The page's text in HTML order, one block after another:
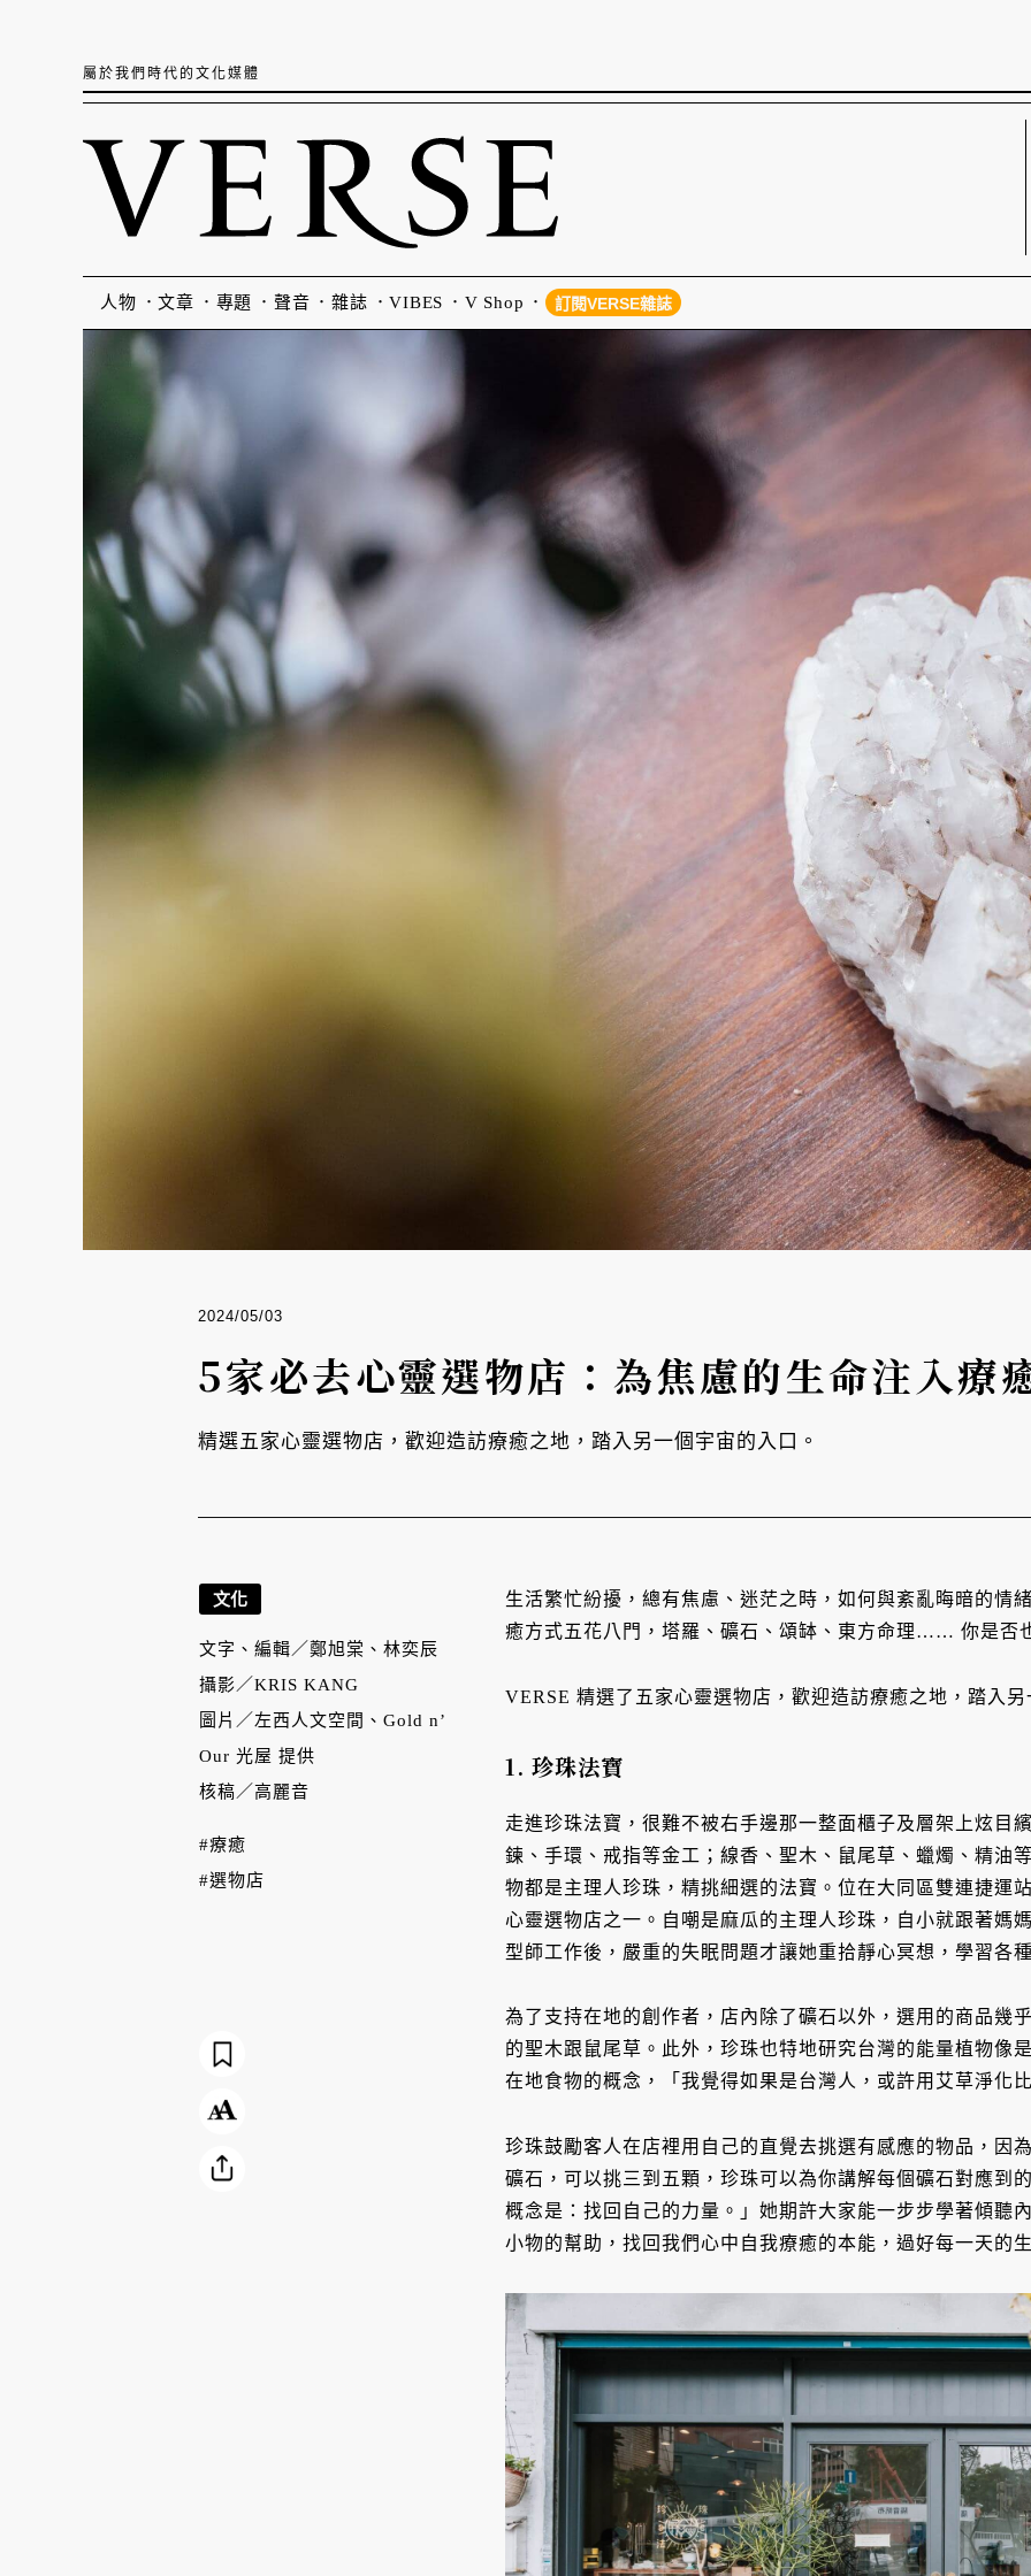
屬於我們時代的文化媒體
人物 文章 專題 聲音 雜誌 VIBES V Shop 訂閱VERSE雜誌
2024/05/03
5家必去心靈選物店：為焦慮的生命注入療
精選五家心靈選物店，歡迎造訪療癒之地，踏入另一個宇宙的入口。
生活繁忙紛擾，總有焦慮、迷茫之時，如何與紊亂晦暗的情
癒方式五花八門，塔羅、礦石、頌缽、東方命理…… 你是否
VERSE 精選了五家心靈選物店，歡迎造訪療癒之地，踏入
1. 珍珠法寶
走進珍珠法寶，很難不被右手邊那一整面櫃子及層架上炫目
鍊、手環、戒指等金工；線香、聖木、鼠尾草、蠟燭、精油
物都是主理人珍珠，精挑細選的法寶。位在大同區雙連捷運
心靈選物店之一。自嘲是麻瓜的主理人珍珠，自小就跟著媽
型師工作後，嚴重的失眠問題才讓她重拾靜心冥想，學習各
為了支持在地的創作者，店內除了礦石以外，選用的商品幾
的聖木跟鼠尾草。此外，珍珠也特地研究台灣的能量植物像
在地食物的概念，「我覺得如果是台灣人，或許用艾草淨化
珍珠鼓勵客人在店裡用自己的直覺去挑選有感應的物品，因
礦石，可以挑三到五顆，珍珠可以為你講解每個礦石對應到
概念是：找回自己的力量。」她期許大家能一步步學著傾聽
小物的幫助，找回我們心中自我療癒的本能，過好每一天的
文化
文字、編輯／鄭旭棠、林奕辰
攝影／KRIS KANG
圖片／ 左西人文空間、Gold n’
Our 光屋 提供
核稿／高麗音
#療癒
#選物店